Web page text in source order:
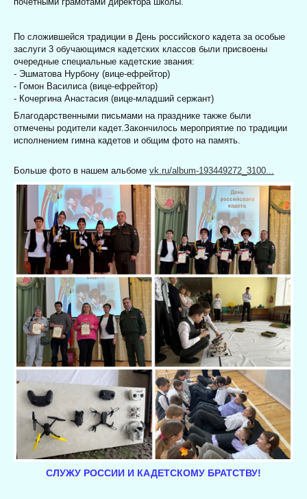
По сложившейся традиции в День российского кадета за особые
заслуги 3 обучающимся кадетских классов были присвоены
очередные специальные кадетские звания:
- Эшматова Нурбону (вице-ефрейтор)
- Гомон Василиса (вице-ефрейтор)
- Кочергина Анастасия (вице-младший сержант)
Благодарственными письмами на празднике также были
отмечены родители кадет.Закончилось мероприятие по традиции
исполнением гимна кадетов и общим фото на память.
Больше фото в нашем альбоме vk.ru/album-193449272_3100...
СЛУЖУ РОССИИ И КАДЕТСКОМУ БРАТСТВУ!